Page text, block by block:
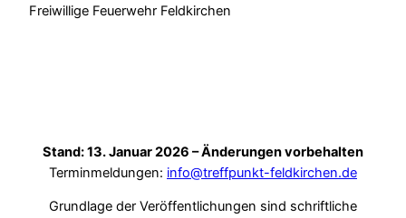
Freiwillige Feuerwehr Feldkirchen
Stand: 13. Januar 2026 – Änderungen vorbehalten
Terminmeldungen: info@treffpunkt-feldkirchen.de
Grundlage der Veröffentlichungen sind schriftliche